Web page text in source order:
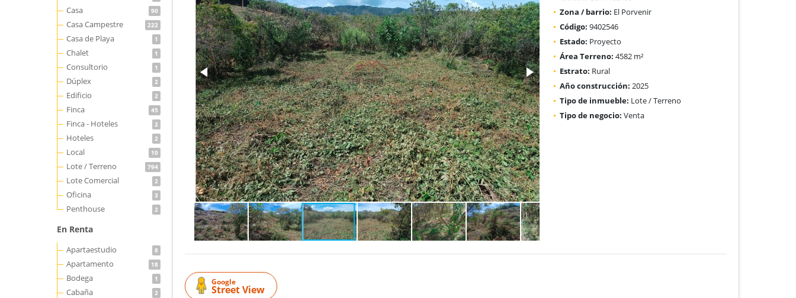
Casa 90
Casa Campestre 222
Casa de Playa 1
Chalet 1
Consultorio 1
Dúplex 2
Edificio 2
Finca 45
Finca - Hoteles 2
Hoteles 2
Local 10
Lote / Terreno 794
Lote Comercial 2
Oficina 3
Penthouse 2
En Renta
Apartaestudio 8
Apartamento 18
Bodega 1
Cabaña 2
Zona / barrio: El Porvenir
Código: 9402546
Estado: Proyecto
Área Terreno: 4582 m²
Estrato: Rural
Año construcción: 2025
Tipo de inmueble: Lote / Terreno
Tipo de negocio: Venta
Google
Street View